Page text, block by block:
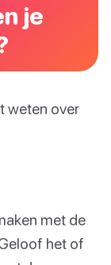
je
weten over
met de
het of